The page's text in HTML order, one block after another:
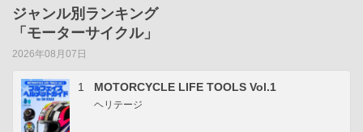
ジャンル別ランキング
「モーターサイクル」
2026年08月07日
1 MOTORCYCLE LIFE TOOLS Vol.1
ヘリテージ